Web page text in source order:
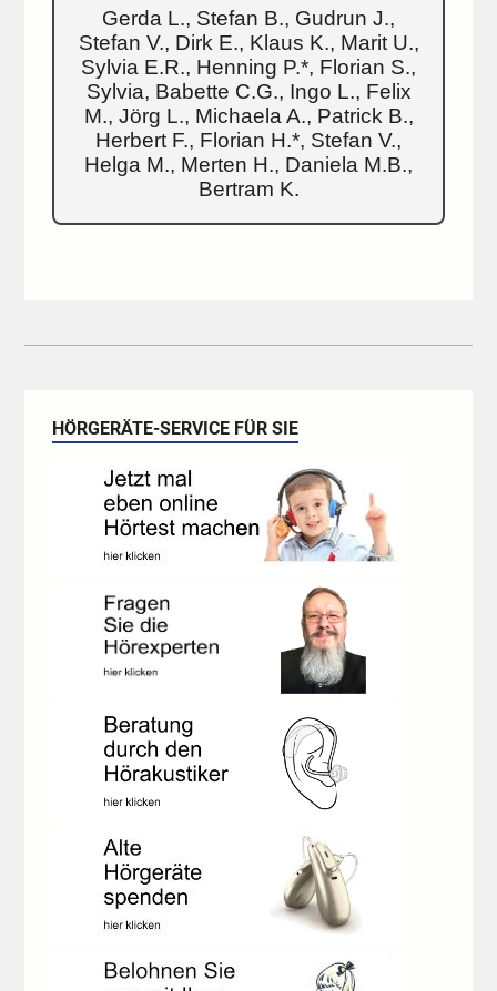
Gerda L., Stefan B., Gudrun J.,
Stefan V., Dirk E., Klaus K., Marit U.,
Sylvia E.R., Henning P.*, Florian S.,
Sylvia, Babette C.G., Ingo L., Felix
M., Jörg L., Michaela A., Patrick B.,
Herbert F., Florian H.*, Stefan V.,
Helga M., Merten H., Daniela M.B.,
Bertram K.
HÖRGERÄTE-SERVICE FÜR SIE